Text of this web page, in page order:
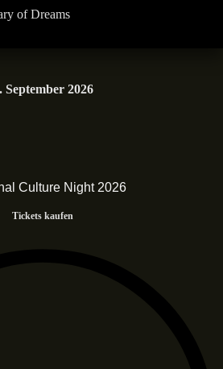
• Out now
September 2026
Culture Night 2026
Tickets kaufen